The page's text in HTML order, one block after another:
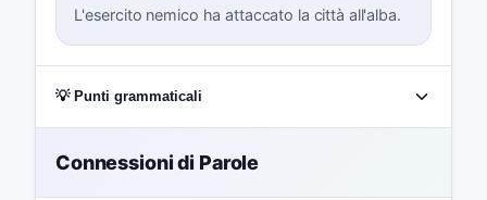
L'esercito nemico ha attaccato la città all'alba.
💡 Punti grammaticali
Connessioni di Parole